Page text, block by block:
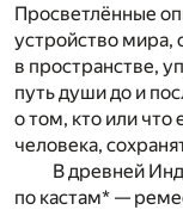
Просветлённые
устройство
в пространстве,
путь души до и
о том, кто или что
человека,
В древней
по кастам* —